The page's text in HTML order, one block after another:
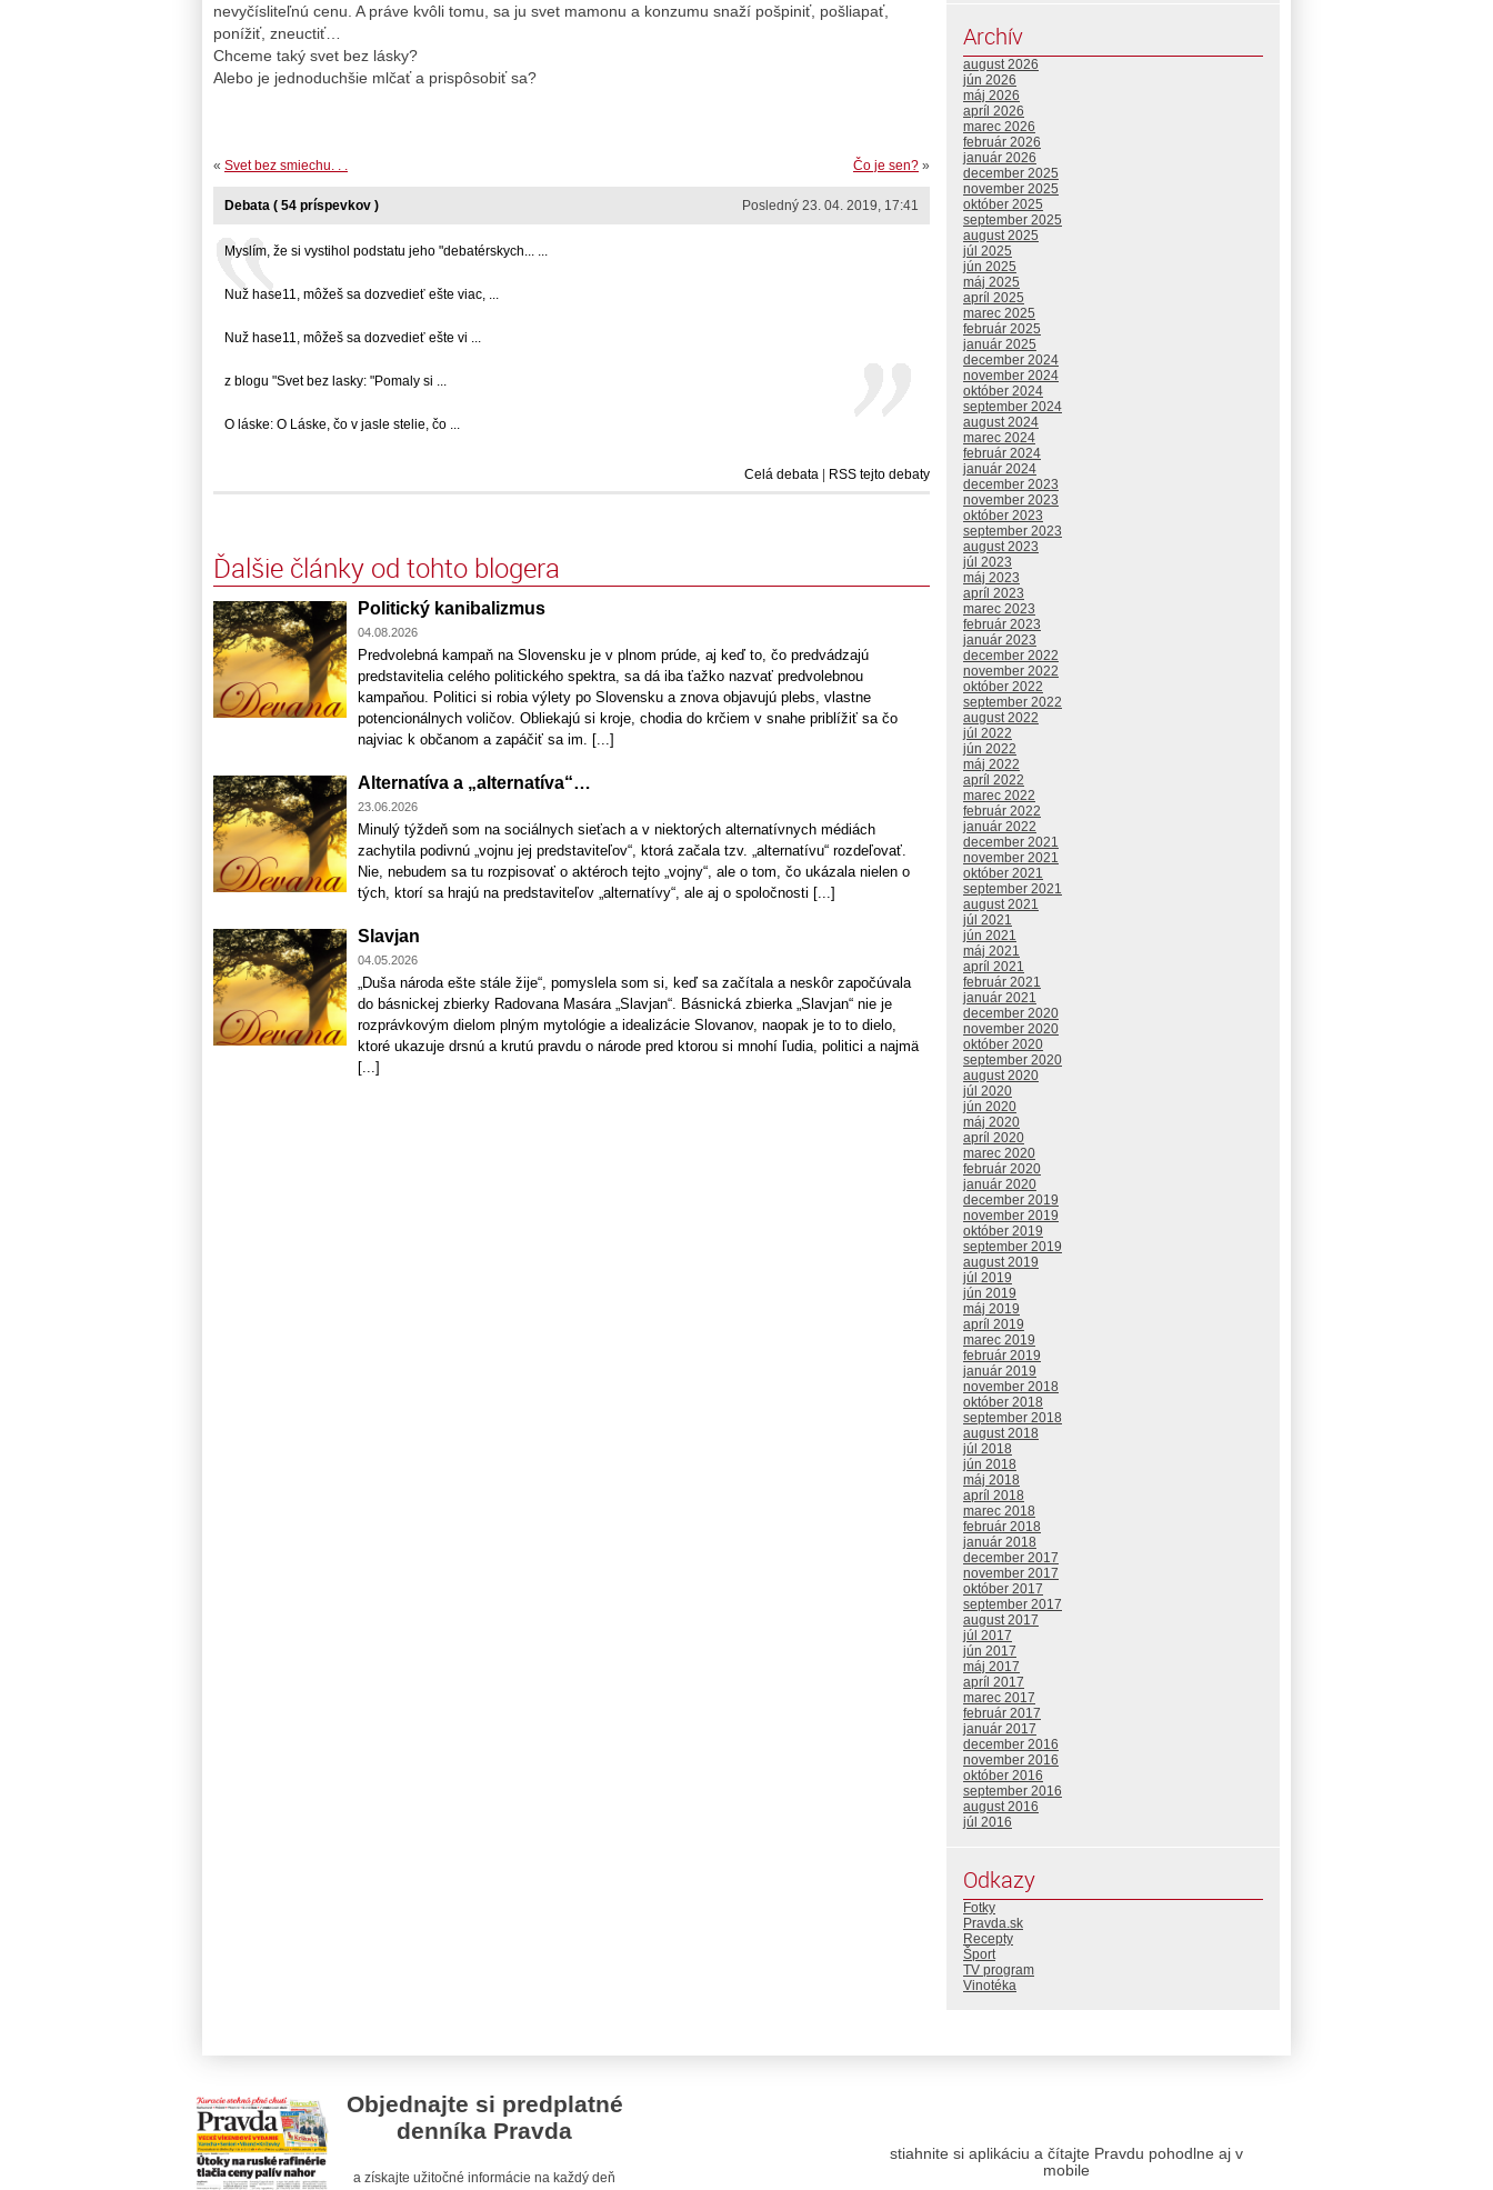
nevyčísliteľnú cenu. A práve kvôli tomu, sa ju svet mamonu a konzumu snaží pošpiniť, pošliapať,
ponížiť, zneuctiť…
Chceme taký svet bez lásky?
Alebo je jednoduchšie mlčať a prispôsobiť sa?
Čo je sen? »
« Svet bez smiechu. . .
Posledný 23. 04. 2019, 17:41
Debata ( 54 príspevkov )
Myslím, že si vystihol podstatu jeho "debatérskych... ...
Nuž hase11, môžeš sa dozvedieť ešte viac, ...
Nuž hase11, môžeš sa dozvedieť ešte vi ...
z blogu "Svet bez lasky: "Pomaly si ...
O láske: O Láske, čo v jasle stelie, čo ...
Celá debata | RSS tejto debaty
Ďalšie články od tohto blogera
Politický kanibalizmus
04.08.2026
Predvolebná kampaň na Slovensku je v plnom prúde, aj keď to, čo predvádzajú
predstavitelia celého politického spektra, sa dá iba ťažko nazvať predvolebnou
kampaňou. Politici si robia výlety po Slovensku a znova objavujú plebs, vlastne
potencionálnych voličov. Obliekajú si kroje, chodia do krčiem v snahe priblížiť sa čo
najviac k občanom a zapáčiť sa im. [...]
Alternatíva a „alternatíva“…
23.06.2026
Minulý týždeň som na sociálnych sieťach a v niektorých alternatívnych médiách
zachytila podivnú „vojnu jej predstaviteľov“, ktorá začala tzv. „alternatívu“ rozdeľovať.
Nie, nebudem sa tu rozpisovať o aktéroch tejto „vojny“, ale o tom, čo ukázala nielen o
tých, ktorí sa hrajú na predstaviteľov „alternatívy“, ale aj o spoločnosti [...]
Slavjan
04.05.2026
„Duša národa ešte stále žije“, pomyslela som si, keď sa začítala a neskôr započúvala
do básnickej zbierky Radovana Masára „Slavjan“. Básnická zbierka „Slavjan“ nie je
rozprávkovým dielom plným mytológie a idealizácie Slovanov, naopak je to to dielo,
ktoré ukazuje drsnú a krutú pravdu o národe pred ktorou si mnohí ľudia, politici a najmä
[...]
Archív
august 2026
jún 2026
máj 2026
apríl 2026
marec 2026
február 2026
január 2026
december 2025
november 2025
október 2025
september 2025
august 2025
júl 2025
jún 2025
máj 2025
apríl 2025
marec 2025
február 2025
január 2025
december 2024
november 2024
október 2024
september 2024
august 2024
marec 2024
február 2024
január 2024
december 2023
november 2023
október 2023
september 2023
august 2023
júl 2023
máj 2023
apríl 2023
marec 2023
február 2023
január 2023
december 2022
november 2022
október 2022
september 2022
august 2022
júl 2022
jún 2022
máj 2022
apríl 2022
marec 2022
február 2022
január 2022
december 2021
november 2021
október 2021
september 2021
august 2021
júl 2021
jún 2021
máj 2021
apríl 2021
február 2021
január 2021
december 2020
november 2020
október 2020
september 2020
august 2020
júl 2020
jún 2020
máj 2020
apríl 2020
marec 2020
február 2020
január 2020
december 2019
november 2019
október 2019
september 2019
august 2019
júl 2019
jún 2019
máj 2019
apríl 2019
marec 2019
február 2019
január 2019
november 2018
október 2018
september 2018
august 2018
júl 2018
jún 2018
máj 2018
apríl 2018
marec 2018
február 2018
január 2018
december 2017
november 2017
október 2017
september 2017
august 2017
júl 2017
jún 2017
máj 2017
apríl 2017
marec 2017
február 2017
január 2017
december 2016
november 2016
október 2016
september 2016
august 2016
júl 2016
Odkazy
Fotky
Pravda.sk
Recepty
Šport
TV program
Vinotéka
Objednajte si predplatné
denníka Pravda
a získajte užitočné informácie na každý deň
stiahnite si aplikáciu a čítajte Pravdu pohodlne aj v
mobile